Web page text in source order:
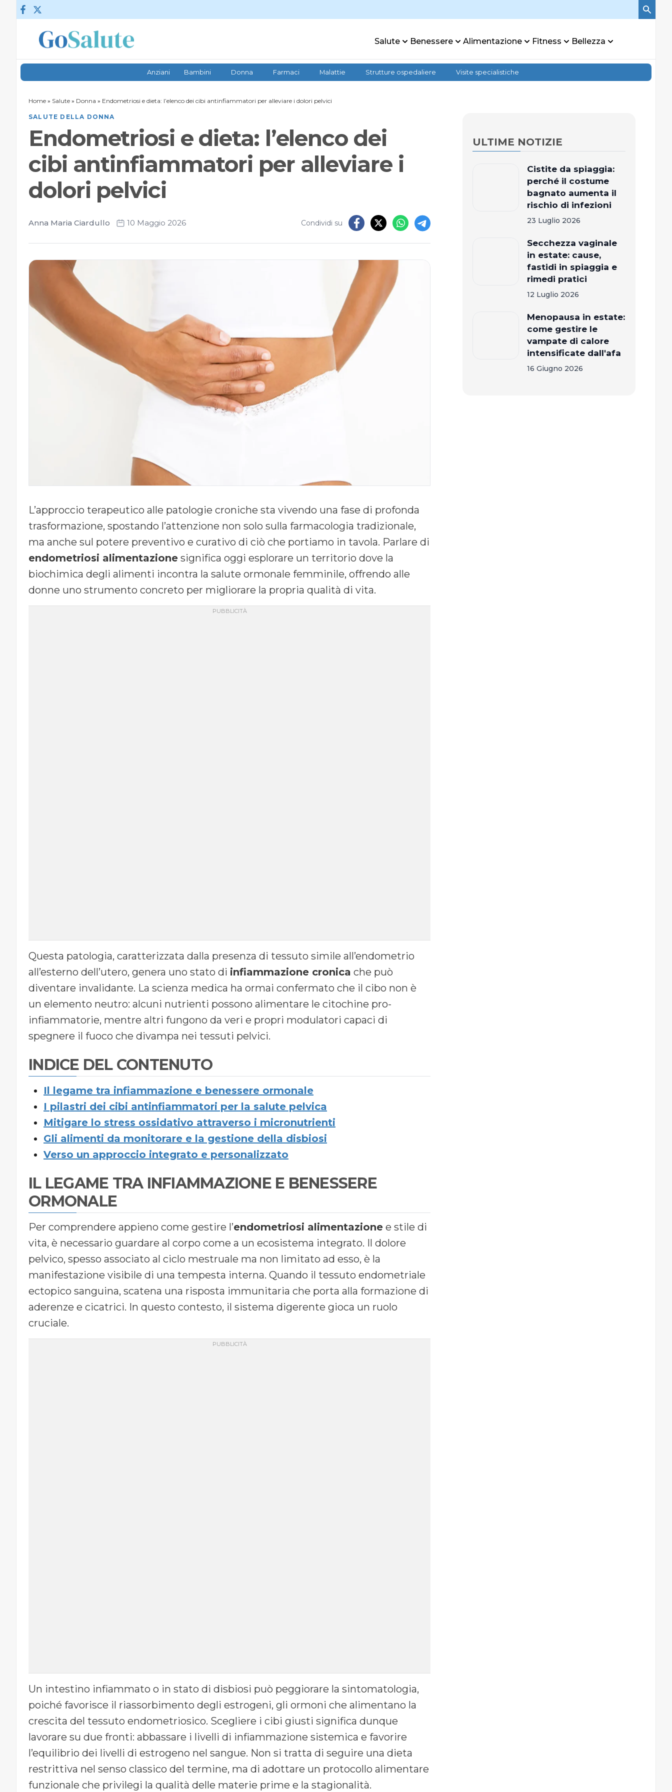
Vai al contenuto
Salute Benessere Alimentazione Fitness Bellezza
Anziani Bambini Donna Farmaci Malattie Strutture ospedaliere Visite specialistiche
Home » Salute » Donna » Endometriosi e dieta: l’elenco dei cibi antinfiammatori per alleviare i dolori pelvici
SALUTE DELLA DONNA
Endometriosi e dieta: l’elenco dei
cibi antinfiammatori per alleviare i
dolori pelvici
Anna Maria Ciardullo 10 Maggio 2026 Condividi su
L’approccio terapeutico alle patologie croniche sta vivendo una fase di profonda
trasformazione, spostando l’attenzione non solo sulla farmacologia tradizionale,
ma anche sul potere preventivo e curativo di ciò che portiamo in tavola. Parlare di
endometriosi alimentazione significa oggi esplorare un territorio dove la
biochimica degli alimenti incontra la salute ormonale femminile, offrendo alle
donne uno strumento concreto per migliorare la propria qualità di vita.
Questa patologia, caratterizzata dalla presenza di tessuto simile all’endometrio
all’esterno dell’utero, genera uno stato di infiammazione cronica che può
diventare invalidante. La scienza medica ha ormai confermato che il cibo non è
un elemento neutro: alcuni nutrienti possono alimentare le citochine pro-
infiammatorie, mentre altri fungono da veri e propri modulatori capaci di
spegnere il fuoco che divampa nei tessuti pelvici.
INDICE DEL CONTENUTO
Il legame tra infiammazione e benessere ormonale
I pilastri dei cibi antinfiammatori per la salute pelvica
Mitigare lo stress ossidativo attraverso i micronutrienti
Gli alimenti da monitorare e la gestione della disbiosi
Verso un approccio integrato e personalizzato
IL LEGAME TRA INFIAMMAZIONE E BENESSERE
ORMONALE
Per comprendere appieno come gestire l’endometriosi alimentazione e stile di
vita, è necessario guardare al corpo come a un ecosistema integrato. Il dolore
pelvico, spesso associato al ciclo mestruale ma non limitato ad esso, è la
manifestazione visibile di una tempesta interna. Quando il tessuto endometriale
ectopico sanguina, scatena una risposta immunitaria che porta alla formazione di
aderenze e cicatrici. In questo contesto, il sistema digerente gioca un ruolo
cruciale.
Un intestino infiammato o in stato di disbiosi può peggiorare la sintomatologia,
poiché favorisce il riassorbimento degli estrogeni, gli ormoni che alimentano la
crescita del tessuto endometriosico. Scegliere i cibi giusti significa dunque
lavorare su due fronti: abbassare i livelli di infiammazione sistemica e favorire
l’equilibrio dei livelli di estrogeno nel sangue. Non si tratta di seguire una dieta
restrittiva nel senso classico del termine, ma di adottare un protocollo alimentare
funzionale che privilegi la qualità delle materie prime e la stagionalità.
ULTIME NOTIZIE
Cistite da spiaggia:
perché il costume
bagnato aumenta il
rischio di infezioni
23 Luglio 2026
Secchezza vaginale
in estate: cause,
fastidi in spiaggia e
rimedi pratici
12 Luglio 2026
Menopausa in estate:
come gestire le
vampate di calore
intensificate dall'afa
16 Giugno 2026